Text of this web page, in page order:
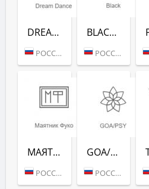
DREAM DANCE (РАДИО РЕКОРД)
РОССИЯ (МОСКВА)
BLACK RAP (РАДИО РЕКОРД)
РОССИЯ (МОСКВА)
МАЯТНИК ФУКО (РАДИО РЕКОРД)
РОССИЯ (МОСКВА)
GOA/PSY (РАДИО РЕКОРД)
РОССИЯ (МОСКВА)